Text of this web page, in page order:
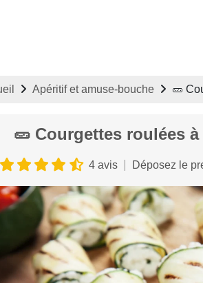
Apéritif et amuse-bouche 🥒
🥒 Courgettes roulées
4 avis Déposez le